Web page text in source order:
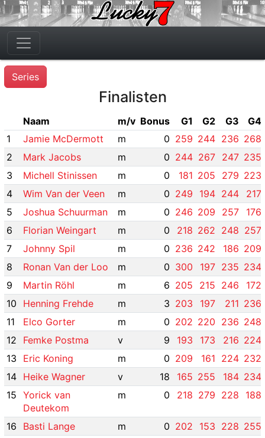
Series
Finalisten
Naam m/v Bonus G1 G2 G3
G4
1
Jamie McDermott m 0 259 244 236 268
2
Mark Jacobs m 0 244 267 247 235
3
Michell Stinissen m 0 181 205 279 223
4
Wim Van der Veen m 0 249 194 244
217
5
Joshua Schuurman m 0 246 209 257
176
6
Florian Weingart m 0 218 262 248 257
7
Johnny Spil m 0 236 242 186 209
8
Ronan Van der Loo m 0 300 197 235 234
9
Martin Röhl m 6 205 215 246
172
10
Henning Frehde m 3 203 197 211 236
11
Elco Gorter m 0 202 220 236 248
12
Femke Postma v 9 193 173 216 224
13
Eric Koning m 0 209 161 224 232
14 Heike Wagner v 18 165 255 184 234
15 Yorick van
Deutekom
m 0 218 279 228 188
16 Basti Lange m 0 202 153 228 255